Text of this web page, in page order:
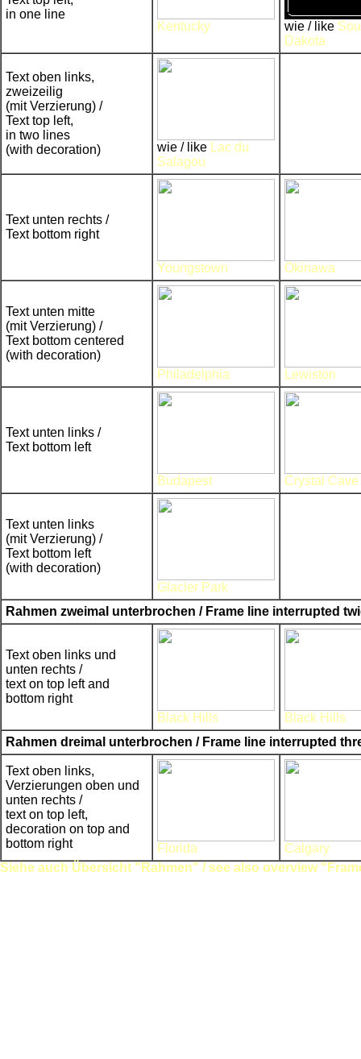
in one line
Kentucky
wie / like
Dakota
Text oben links,
zweizeilig
(mit Verzierung) /
Text top left,
in two lines
(with decoration)
wie / like
Lac du
Salagou
Text unten rechts /
Text bottom right
Youngstown Okinawa
Text unten mitte
(mit Verzierung) /
Text bottom centered
(with decoration)
Philadelphia
Lewiston
Text unten links /
Text bottom left
Budapest Crystal Cave
Text unten links
(mit Verzierung) /
Text bottom left
(with decoration)
Glacier Park
Rahmen zweimal unterbrochen / Frame line interrupted
Text oben links und
unten rechts /
text on top left and
bottom right
Black Hills
Black Hills
Rahmen dreimal unterbrochen / Frame line interrupted
Text oben links,
Verzierungen oben und
unten rechts /
text on top left,
decoration on top and
bottom right
Florida
Calgary
Siehe auch Übersicht "Rahmen" / see also overview